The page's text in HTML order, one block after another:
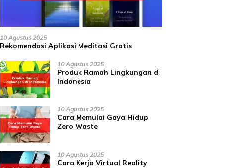
10 Agustus 2025
Rekomendasi Aplikasi Meditasi Gratis
10 Agustus 2025
Produk Ramah Lingkungan di
Indonesia
10 Agustus 2025
Cara Memulai Gaya Hidup
Zero Waste
10 Agustus 2025
Cara Kerja Virtual Reality